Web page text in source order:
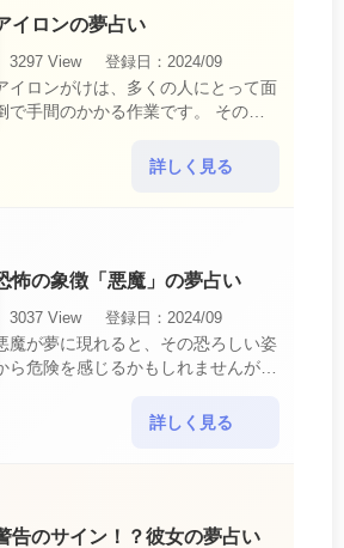
イロンの夢占い
3297 View
登録日：2024/09
イロンがけは、多くの人にとって面
で手間のかかる作業です。 そのた
中で感じるわずらわしさやストレスか
詳しく見る
怖の象徴「悪魔」の夢占い
3037 View
登録日：2024/09
魔が夢に現れると、その恐ろしい姿
ら危険を感じるかもしれませんが、
詳しく見る
告のサイン！？彼女の夢占い